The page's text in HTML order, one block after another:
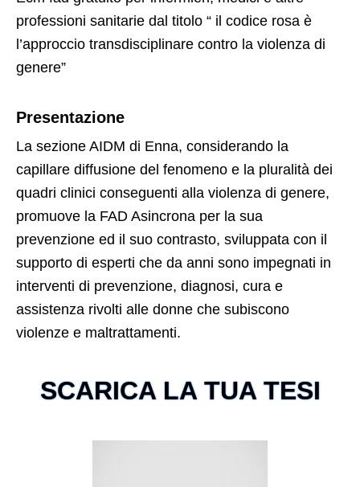
professioni sanitarie dal titolo “ il codice rosa è
l’approccio transdisciplinare contro la violenza di
genere”
Presentazione
La sezione AIDM di Enna, considerando la
capillare diffusione del fenomeno e la pluralità dei
quadri clinici conseguenti alla violenza di genere,
promuove la FAD Asincrona per la sua
prevenzione ed il suo contrasto, sviluppata con il
supporto di esperti che da anni sono impegnati in
interventi di prevenzione, diagnosi, cura e
assistenza rivolti alle donne che subiscono
violenze e maltrattamenti.
SCARICA LA TUA TESI